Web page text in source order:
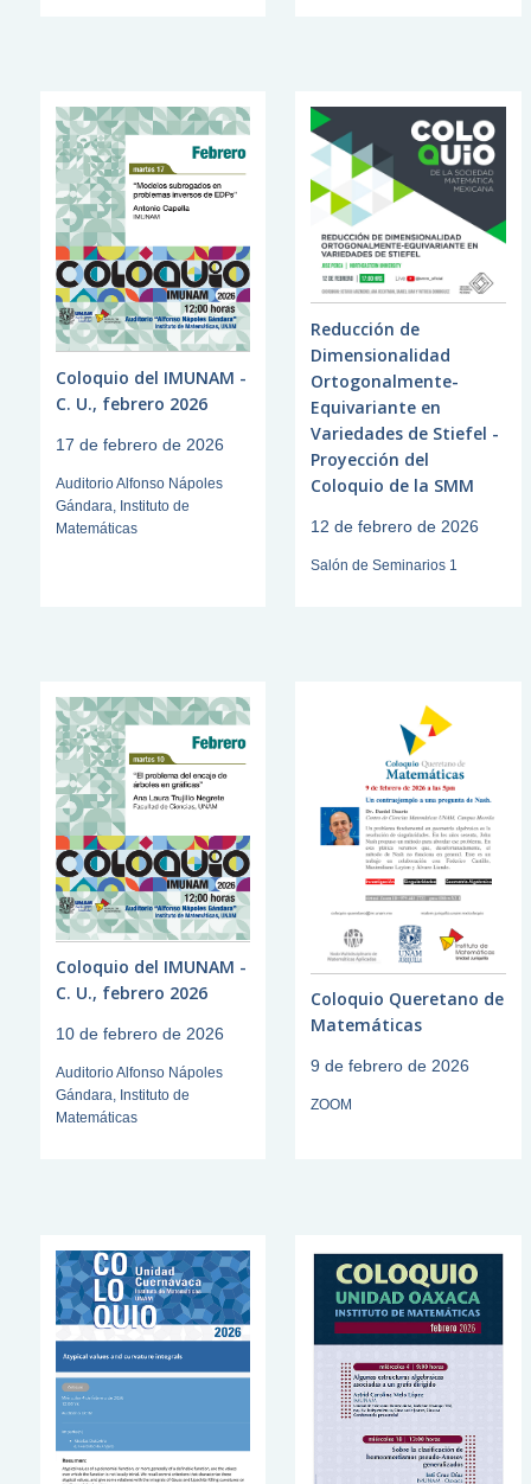
Coloquio del IMUNAM -
C. U., febrero 2026
17 de febrero de 2026
Auditorio Alfonso Nápoles
Gándara, Instituto de
Matemáticas
Reducción de
Dimensionalidad
Ortogonalmente-
Equivariante en
Variedades de Stiefel -
Proyección del
Coloquio de la SMM
12 de febrero de 2026
Salón de Seminarios 1
Coloquio del IMUNAM -
C. U., febrero 2026
10 de febrero de 2026
Auditorio Alfonso Nápoles
Gándara, Instituto de
Matemáticas
Coloquio Queretano de
Matemáticas
9 de febrero de 2026
ZOOM